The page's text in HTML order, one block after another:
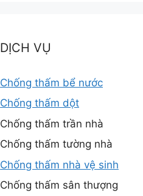
DỊCH VỤ
Chống thấm bể nước
Chống thấm dột
Chống thấm trần nhà
Chống thấm tường nhà
Chống thấm nhà vệ sinh
Chống thấm sân thượng